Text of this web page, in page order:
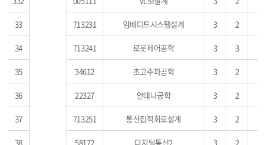
33 713231 임베디드시스템설계 3 2
34 713241 로봇제어공학 3 3
35 34612 초고주파공학 3 2
36 22327 안테나공학 3 2
37 713251 통신집적회로설계 3 2
38 58172 디지털통신2 3 2